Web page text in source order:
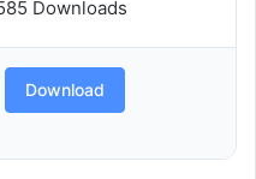
Downloads
Download